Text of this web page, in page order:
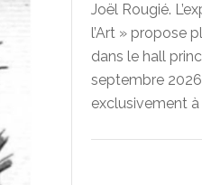
Joël Rougié.
l’Art » propose
dans le hall
septembre
exclusivement à